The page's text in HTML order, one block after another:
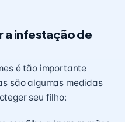
a infestação de
é tão importante
são algumas medidas
seu filho: